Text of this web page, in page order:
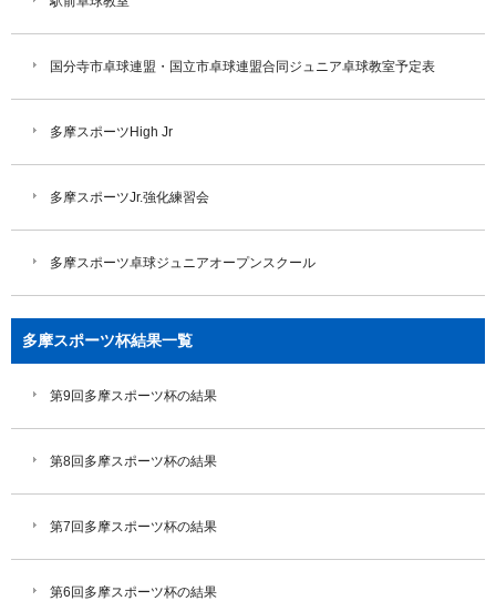
国分寺市卓球連盟・国立市卓球連盟合同ジュニア卓球教室予定表
多摩スポーツHigh Jr
多摩スポーツJr.強化練習会
多摩スポーツ卓球ジュニアオープンスクール
多摩スポーツ杯結果一覧
第9回多摩スポーツ杯の結果
第8回多摩スポーツ杯の結果
第7回多摩スポーツ杯の結果
第6回多摩スポーツ杯の結果